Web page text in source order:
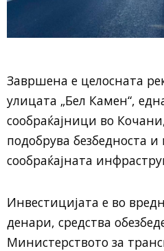
Завршена е целосната
улицата „Бел Камен“,
сообраќајници во
подобрува безбедноста и
сообраќајната
Инвестицијата е во
денари, средства
Министерството за